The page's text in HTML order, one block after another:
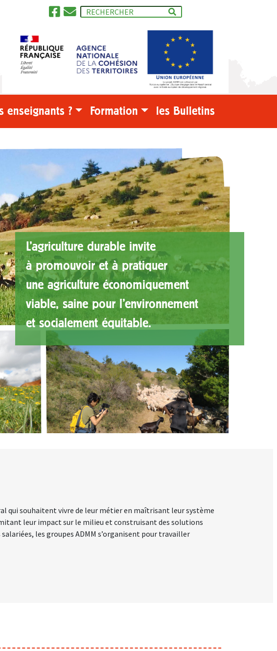
enseignants ? Formation les Bulletins
L'agriculture durable invite
à promouvoir et à pratiquer
une agriculture économiquement
viable, saine pour l'environnement
et socialement équitable.
qui souhaitent vivre de leur métier en maîtrisant leur système
leur impact sur le milieu et construisant des solutions
les groupes ADMM s’organisent pour travailler